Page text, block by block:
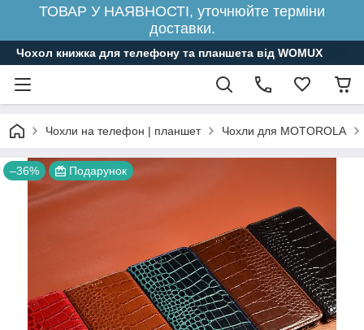
ТОВАР У НАЯВНОСТІ, уточнюйте терміни
доставки.
Чохол книжка для телефону та планшета від WOMUX
Чохли на телефон | планшет Чохли для MOTOROLA
–36% Подарунок